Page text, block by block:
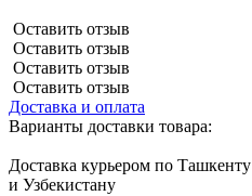
Оставить отзыв
Оставить отзыв
Оставить отзыв
Оставить отзыв
Доставка и оплата
Варианты доставки товара:
Доставка курьером по Ташкенту
и Узбекистану